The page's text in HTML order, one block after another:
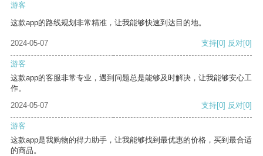
游客
这款app的路线规划非常精准，让我能够快速到达目的地。
2024-05-07 支持[0] 反对[0]
游客
这款app的客服非常专业，遇到问题总是能够及时解决，让我能够安心工
作。
2024-05-07
支持[0] 反对[0]
游客
这款app是我购物的得力助手，让我能够找到最优惠的价格，买到最合适
的商品。